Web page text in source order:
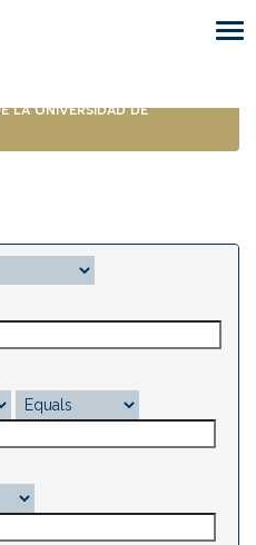
la Universidad de